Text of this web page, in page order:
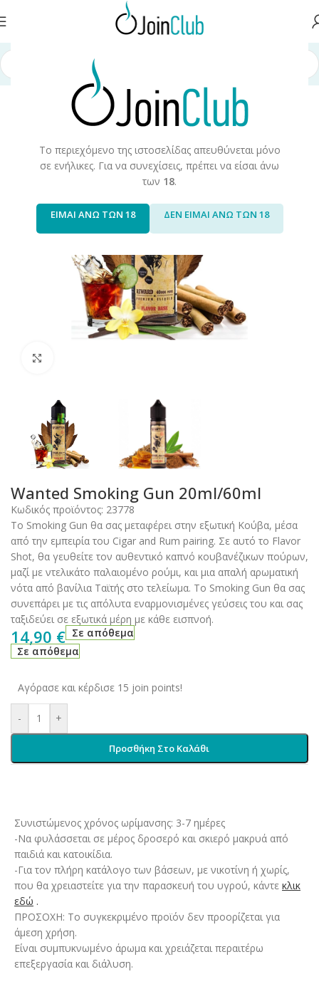
Το περιεχόμενο της ιστοσελίδας απευθύνεται μόνο
σε ενήλικες. Για να συνεχίσεις, πρέπει να είσαι άνω
των 18.
ΕΙΜΑΙ ΑΝΩ ΤΩΝ 18 ΔΕΝ ΕΙΜΑΙ ΑΝΩ ΤΩΝ 18
σελίδα Υγρά Αναπλήρωσης
Wanted Smoking Gun 20ml/60ml
Κωδικός προϊόντος: 23778
Το Smoking Gun θα σας μεταφέρει στην εξωτική Κούβα, μέσα
από την εμπειρία του Cigar and Rum pairing. Σε αυτό το Flavor
Shot, θα γευθείτε τον αυθεντικό καπνό κουβανέζικων πούρων,
μαζί με ντελικάτο παλαιομένο ρούμι, και μια απαλή αρωματική
νότα από βανίλια Ταϊτής στο τελείωμα. Το Smoking Gun θα σας
συνεπάρει με τις απόλυτα εναρμονισμένες γεύσεις του και σας
ταξιδεύει σε εξωτικά μέρη με κάθε εισπνοή.
14,90 € Σε απόθεμα
Σε απόθεμα
Αγόρασε και κέρδισε 15 join points!
- +
Προσθήκη Στο Καλάθι
Συνιστώμενος χρόνος ωρίμανσης: 3-7 ημέρες
-Να φυλάσσεται σε μέρος δροσερό και σκιερό μακρυά από
παιδιά και κατοικίδια.
-Για τον πλήρη κατάλογο των βάσεων, με νικοτίνη ή χωρίς,
που θα χρειαστείτε για την παρασκευή του υγρού, κάντε κλικ
εδώ .
ΠΡΟΣΟΧΗ: Το συγκεκριμένο προϊόν δεν προορίζεται για
άμεση χρήση.
Είναι συμπυκνωμένο άρωμα και χρειάζεται περαιτέρω
επεξεργασία και διάλυση.